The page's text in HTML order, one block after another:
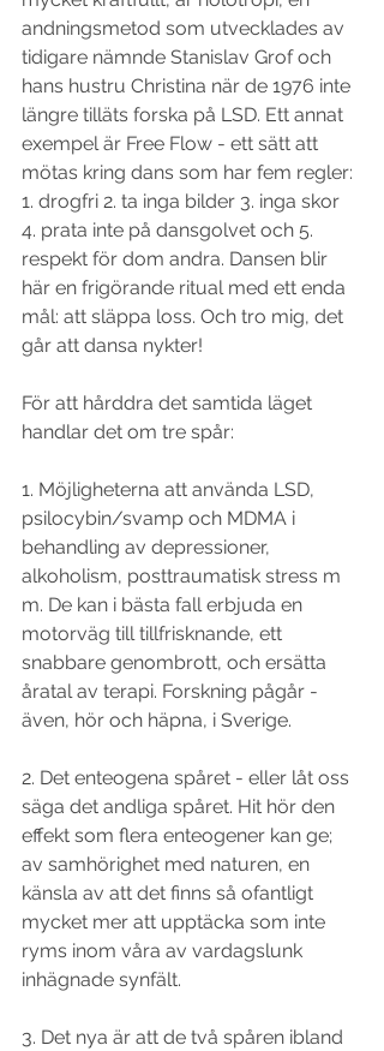
andningsmetod som utvecklades av
tidigare nämnde Stanislav Grof och
hans hustru Christina när de 1976 inte
längre tilläts forska på LSD. Ett annat
exempel är Free Flow - ett sätt att
mötas kring dans som har fem regler:
1. drogfri 2. ta inga bilder 3. inga skor
4. prata inte på dansgolvet och 5.
respekt för dom andra. Dansen blir
här en frigörande ritual med ett enda
mål: att släppa loss. Och tro mig, det
går att dansa nykter!
För att hårddra det samtida läget
handlar det om tre spår:
1. Möjligheterna att använda LSD,
psilocybin/svamp och MDMA i
behandling av depressioner,
alkoholism, posttraumatisk stress m
m. De kan i bästa fall erbjuda en
motorväg till tillfrisknande, ett
snabbare genombrott, och ersätta
åratal av terapi. Forskning pågår -
även, hör och häpna, i Sverige.
2. Det enteogena spåret - eller låt oss
säga det andliga spåret. Hit hör den
effekt som flera enteogener kan ge;
av samhörighet med naturen, en
känsla av att det finns så ofantligt
mycket mer att upptäcka som inte
ryms inom våra av vardagslunk
inhägnade synfält.
3. Det nya är att de två spåren ibland